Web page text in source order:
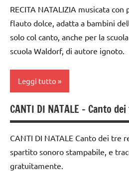
DELL'ANNO
INGLESE
MUSICA
TUTTI GLI
ARGOMENTI
PER ETA'
TUTTI GLI
ARTICOLI
3a
classe
5a
dai
3 ai
6
FESTE
DELL'ANNO
Natale
canti
natalizi
classe
3a
classe
FESTE
RECITA NATALIZIA musicata
flauto dolce, adatta a bambini
solo col canto, anche per la
scuola Waldorf, di autore ignoto.
Leggi tutto
3a
settimana
di
avvento
4a
CANTI DI NATALE – Canto
CANTI DI NATALE Canto dei tre
spartito sonoro stampabile, e
gratuitamente.